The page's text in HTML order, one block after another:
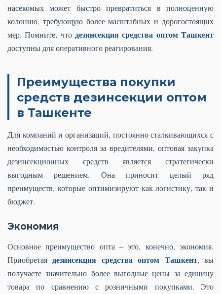
насекомых может быстро превратиться в полноценную
колонию, требующую более масштабных и дорогостоящих
мер. Помните, что дезинсекция средства оптом Ташкент
доступны для оперативного реагирования.
Преимущества покупки
средств дезинсекции оптом
в Ташкенте
Для компаний и организаций, постоянно сталкивающихся с
необходимостью контроля за вредителями, оптовая закупка
дезинсекционных средств является стратегически
выгодным решением. Она приносит целый ряд
преимуществ, которые оптимизируют как логистику, так и
бюджет.
Экономия
Основное преимущество опта – это, конечно, экономия.
Приобретая дезинсекция средства оптом Ташкент, вы
получаете значительно более выгодные цены за единицу
товара по сравнению с розничными покупками. Это